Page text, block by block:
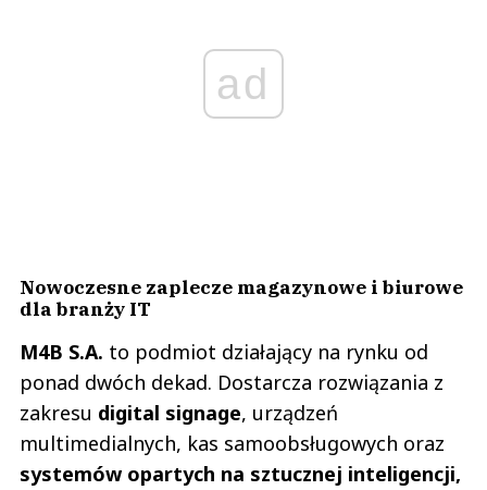
ad
Nowoczesne zaplecze magazynowe i biurowe
dla branży IT
M4B S.A. to podmiot działający na rynku od
ponad dwóch dekad. Dostarcza rozwiązania z
zakresu digital signage, urządzeń
multimedialnych, kas samoobsługowych oraz
systemów opartych na sztucznej inteligencji,